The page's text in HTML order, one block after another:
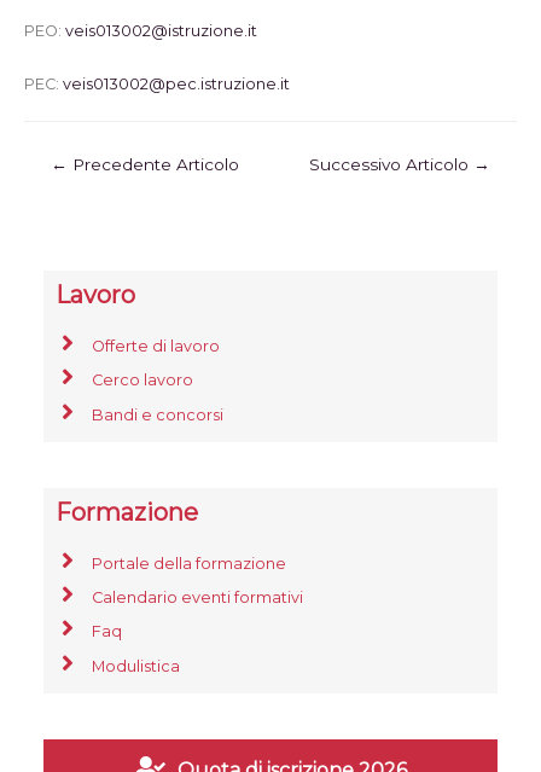
PEO: veis013002@istruzione.it
PEC: veis013002@pec.istruzione.it
← Precedente Articolo Successivo Articolo →
Lavoro
Offerte di lavoro
Cerco lavoro
Bandi e concorsi
Formazione
Portale della formazione
Calendario eventi formativi
Faq
Modulistica